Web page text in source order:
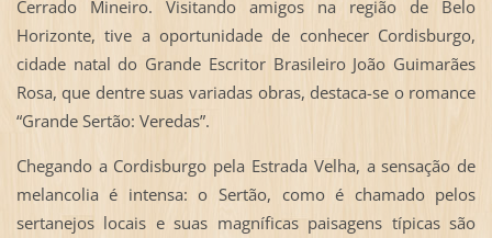
Cerrado Mineiro. Visitando amigos na região de Belo
Horizonte, tive a oportunidade de conhecer Cordisburgo,
cidade natal do Grande Escritor Brasileiro João Guimarães
Rosa, que dentre suas variadas obras, destaca-se o romance
“Grande Sertão: Veredas”.
Chegando a Cordisburgo pela Estrada Velha, a sensação de
melancolia é intensa: o Sertão, como é chamado pelos
sertanejos locais e suas magníficas paisagens típicas são